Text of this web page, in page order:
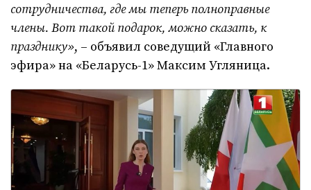
сотрудничества, где мы теперь полноправные
члены. Вот такой подарок, можно сказать, к
празднику», – объявил соведущий «Главного
эфира» на «Беларусь-1» Максим Угляница.